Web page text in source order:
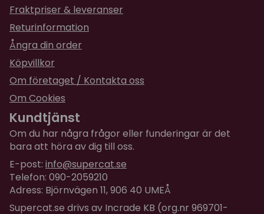
Fraktpriser & leveranser
Returinformation
Ångra din order
Köpvillkor
Om företaget / Kontakta oss
Om Cookies
Kundtjänst
Om du har några frågor eller funderingar är det
bara att höra av dig till oss.
E-post: info@supercat.se
Telefon: 090-2059210
Adress: Björnvägen 11, 906 40 UMEÅ
Supercat.se drivs av Incrade KB (org.nr 969701-